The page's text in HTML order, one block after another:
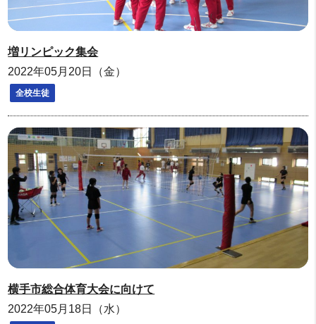
増リンピック集会
2022年05月20日（金）
全校生徒
横手市総合体育大会に向けて
2022年05月18日（水）